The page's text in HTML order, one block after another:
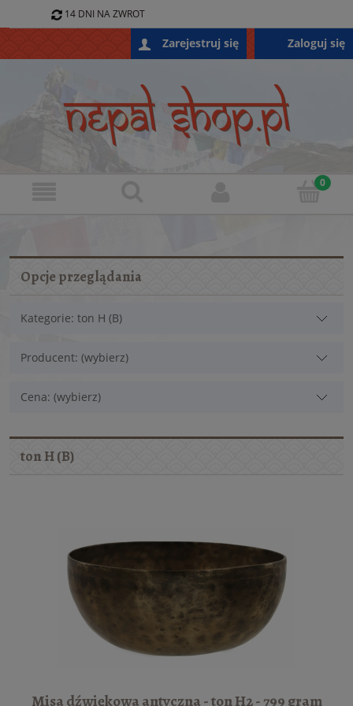
Zarejestruj się Zaloguj się
14 DNI NA ZWROT
Opcje przeglądania
Kategorie: ton H (B)
Producent: (wybierz)
Cena: (wybierz)
ton H (B)
Misa dźwiękowa antyczna - ton H2 - 799 gram